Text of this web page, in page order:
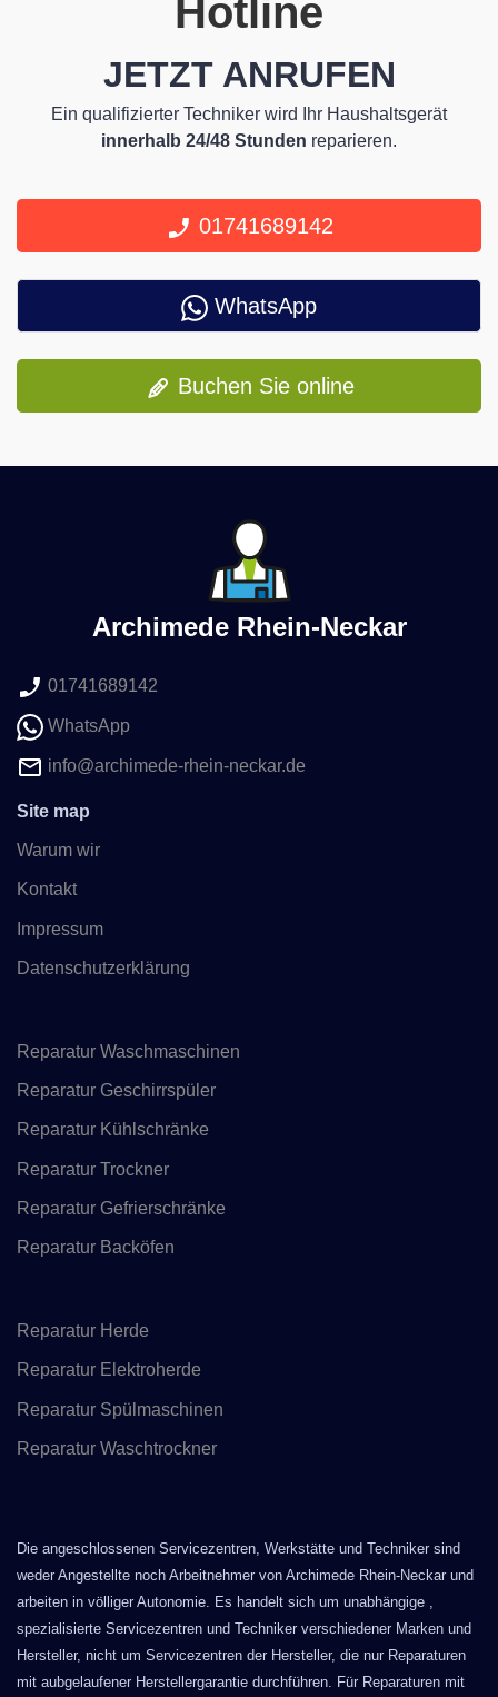
Hotline
JETZT ANRUFEN
Ein qualifizierter Techniker wird Ihr Haushaltsgerät
innerhalb 24/48 Stunden reparieren.
01741689142
WhatsApp
Buchen Sie online
Archimede Rhein-Neckar
01741689142
WhatsApp
info@archimede-rhein-neckar.de
Site map
Warum wir
Kontakt
Impressum
Datenschutzerklärung
Reparatur Waschmaschinen
Reparatur Geschirrspüler
Reparatur Kühlschränke
Reparatur Trockner
Reparatur Gefrierschränke
Reparatur Backöfen
Reparatur Herde
Reparatur Elektroherde
Reparatur Spülmaschinen
Reparatur Waschtrockner
Die angeschlossenen Servicezentren, Werkstätte und Techniker sind
weder Angestellte noch Arbeitnehmer von Archimede Rhein-Neckar und
arbeiten in völliger Autonomie. Es handelt sich um unabhängige ,
spezialisierte Servicezentren und Techniker verschiedener Marken und
Hersteller, nicht um Servicezentren der Hersteller, die nur Reparaturen
mit aubgelaufener Herstellergarantie durchführen. Für Reparaturen mit